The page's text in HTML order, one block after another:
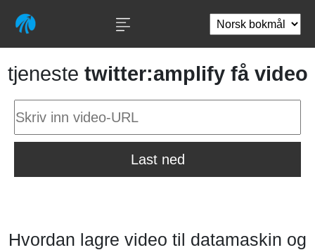
tjeneste twitter:amplify få video
Last ned
Hvordan lagre video til datamaskin og